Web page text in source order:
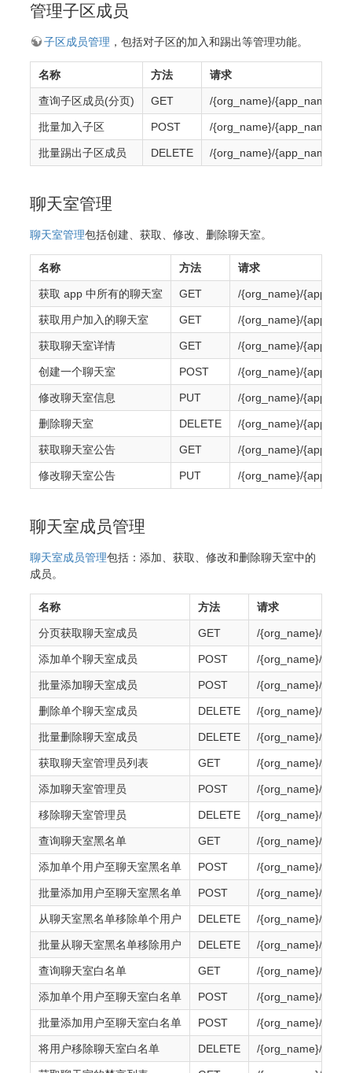
管理子区成员
子区成员管理 ，包括对子区的加入和踢出等管理功能。
名称 方法 请求
查询子区成员(分页) GET /{org_name}/{app_name}/
批量加入子区 POST /{org_name}/{app_name}/
批量踢出子区成员 DELETE /{org_name}/{app_name}/
聊天室管理
聊天室管理包括创建、获取、修改、删除聊天室。
名称 方法 请求
获取 app 中所有的聊天室 GET /{org_name}/
获取用户加入的聊天室 GET /{org_name}/
获取聊天室详情 GET /{org_name}/
创建一个聊天室 POST /{org_name}/
修改聊天室信息 PUT /{org_name}/
删除聊天室 DELETE /{org_name}/
获取聊天室公告 GET /{org_name}/
修改聊天室公告 PUT /{org_name}/
聊天室成员管理
聊天室成员管理包括：添加、获取、修改和删除聊天室中的
成员。
名称 方法 请求
分页获取聊天室成员 GET /{org_name}/
添加单个聊天室成员 POST /{org_name}/
批量添加聊天室成员 POST /{org_name}/
删除单个聊天室成员 DELETE /{org_name}/
批量删除聊天室成员 DELETE /{org_name}/
获取聊天室管理员列表 GET /{org_name}/
添加聊天室管理员 POST /{org_name}/
移除聊天室管理员 DELETE /{org_name}/
查询聊天室黑名单 GET /{org_name}/
添加单个用户至聊天室黑名单 POST /{org_name}/
批量添加用户至聊天室黑名单 POST /{org_name}/
从聊天室黑名单移除单个用户 DELETE /{org_name}/
批量从聊天室黑名单移除用户 DELETE /{org_name}/
查询聊天室白名单 GET /{org_name}/
添加单个用户至聊天室白名单 POST /{org_name}/
批量添加用户至聊天室白名单 POST /{org_name}/
将用户移除聊天室白名单 DELETE /{org_name}/